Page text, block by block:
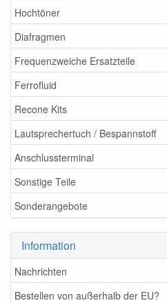
Hochtöner
Diafragmen
Frequenzweiche Ersatzteile
Ferrofluid
Recone Kits
Lautsprechertuch / Bespannstoff
Anschlussterminal
Sonstige Teile
Sonderangebote
Information
Nachrichten
Bestellen von außerhalb der EU?